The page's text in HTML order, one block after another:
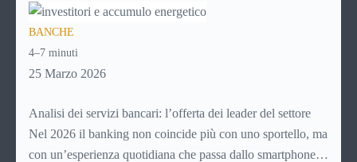
per pagare un corso online, per mandare venti euro a un
amico. Ma se ti chiedi esattamente cosa succede dietro
quella schermata (e soprattutto quanto ti costa davvero)
probabilmente non hai una risposta precisa su come
BANCHE
4–7 minuti
25 Marzo 2026
Analisi dei servizi bancari: l’offerta dei leader del settore
Nel 2026 il banking non coincide più con uno sportello, ma
con un’esperienza quotidiana che passa dallo smartphone.